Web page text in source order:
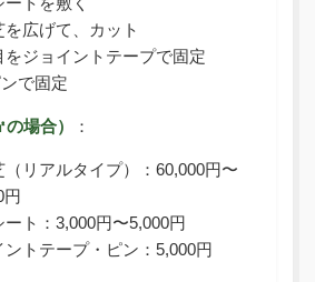
を広げて、カット
をジョイントテープで固定
で固定
場合） ：
（リアルタイプ）：60,000円〜
円
ート：3,000円〜5,000円
ントテープ・ピン：5,000円